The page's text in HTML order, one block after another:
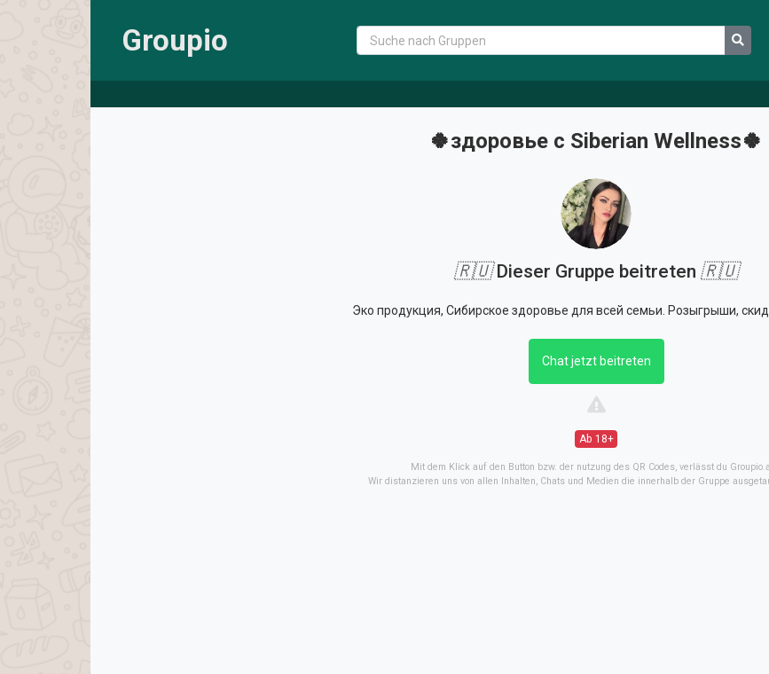
Groupio
🍀здоровье с Siberian Wellness🍀
🇷🇺Dieser Gruppe beitreten 🇷🇺
Эко продукция, Сибирское здоровье для всей семьи. Розыгрыши,
Chat jetzt beitreten
Ab 18+
Mit dem Klick auf den Button bzw. der nutzung des QR Codes, verlässt du
Wir distanzieren uns von allen Inhalten, Chats und Medien die innerhalb der Gruppe